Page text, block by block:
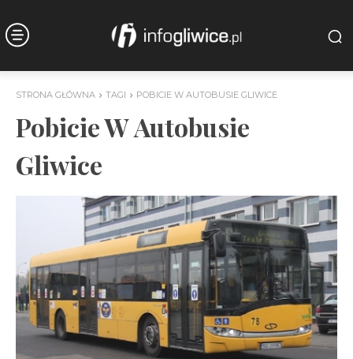
STRONA GŁÓWNA TAGI POBICIE W AUTOBUSIE GLIWICE
Pobicie W Autobusie
Gliwice